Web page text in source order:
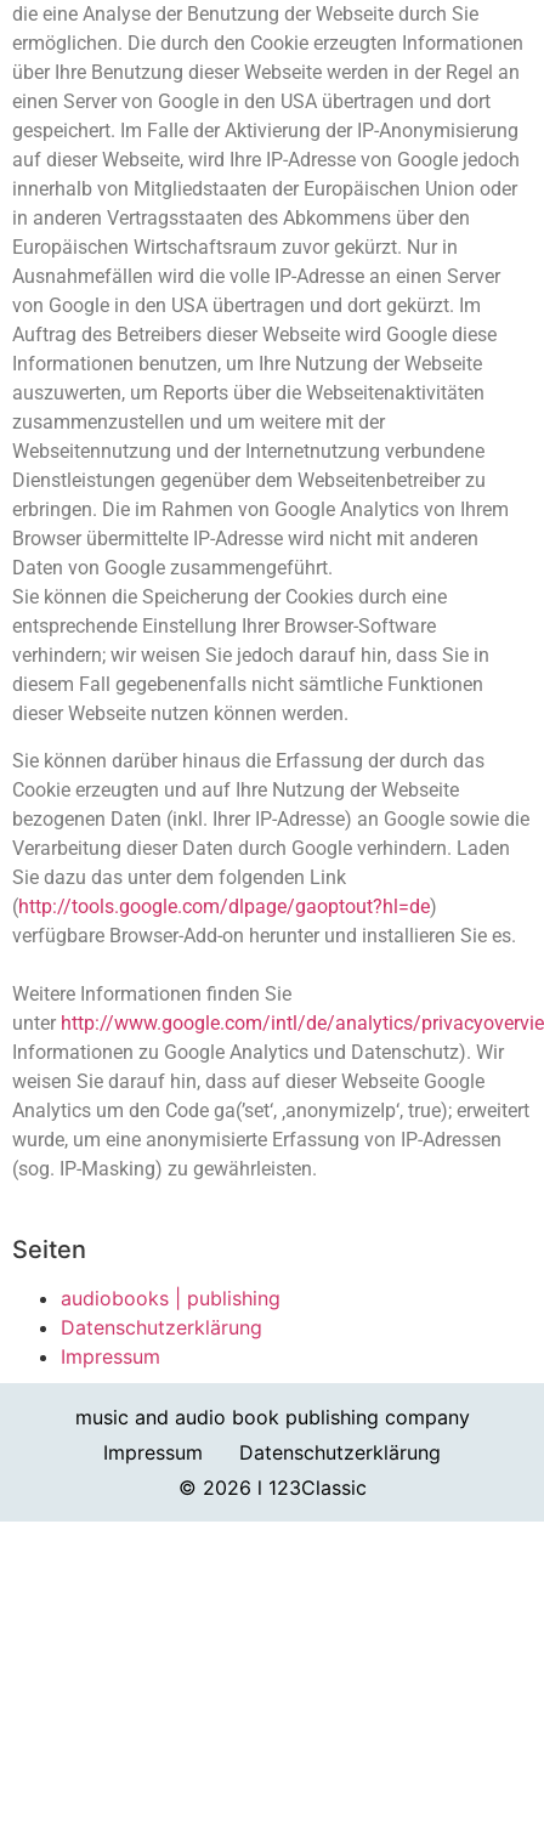
die eine Analyse der Benutzung der Webseite durch Sie
ermöglichen. Die durch den Cookie erzeugten Informationen
über Ihre Benutzung dieser Webseite werden in der Regel an
einen Server von Google in den USA übertragen und dort
gespeichert. Im Falle der Aktivierung der IP-Anonymisierung
auf dieser Webseite, wird Ihre IP-Adresse von Google jedoch
innerhalb von Mitgliedstaaten der Europäischen Union oder
in anderen Vertragsstaaten des Abkommens über den
Europäischen Wirtschaftsraum zuvor gekürzt. Nur in
Ausnahmefällen wird die volle IP-Adresse an einen Server
von Google in den USA übertragen und dort gekürzt. Im
Auftrag des Betreibers dieser Webseite wird Google diese
Informationen benutzen, um Ihre Nutzung der Webseite
auszuwerten, um Reports über die Webseitenaktivitäten
zusammenzustellen und um weitere mit der
Webseitennutzung und der Internetnutzung verbundene
Dienstleistungen gegenüber dem Webseitenbetreiber zu
erbringen. Die im Rahmen von Google Analytics von Ihrem
Browser übermittelte IP-Adresse wird nicht mit anderen
Daten von Google zusammengeführt.
Sie können die Speicherung der Cookies durch eine
entsprechende Einstellung Ihrer Browser-Software
verhindern; wir weisen Sie jedoch darauf hin, dass Sie in
diesem Fall gegebenenfalls nicht sämtliche Funktionen
dieser Webseite nutzen können werden.
Sie können darüber hinaus die Erfassung der durch das
Cookie erzeugten und auf Ihre Nutzung der Webseite
bezogenen Daten (inkl. Ihrer IP-Adresse) an Google sowie die
Verarbeitung dieser Daten durch Google verhindern. Laden
Sie dazu das unter dem folgenden Link
(http://tools.google.com/dlpage/gaoptout?hl=de)
verfügbare Browser-Add-on herunter und installieren Sie es.
Weitere Informationen finden Sie
unter http://www.google.com/intl/de/analytics/
Informationen zu Google Analytics und Datenschutz). Wir
weisen Sie darauf hin, dass auf dieser Webseite Google
Analytics um den Code ga(’set‘, ‚anonymizeIp‘, true); erweitert
wurde, um eine anonymisierte Erfassung von IP-Adressen
(sog. IP-Masking) zu gewährleisten.
Seiten
audiobooks | publishing
Datenschutzerklärung
Impressum
music and audio book publishing company
Impressum
Datenschutzerklärung
© 2026 l 123Classic